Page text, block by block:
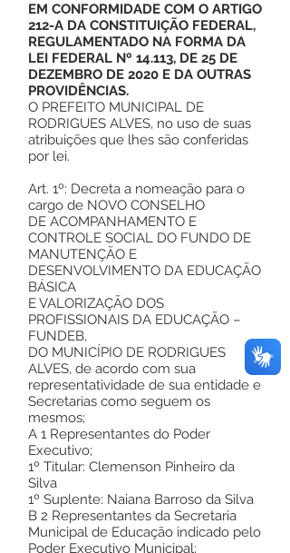
EM CONFORMIDADE COM O ARTIGO
212-A DA CONSTITUIÇÃO FEDERAL,
REGULAMENTADO NA FORMA DA
LEI FEDERAL Nº 14.113, DE 25 DE
DEZEMBRO DE 2020 E DA OUTRAS
PROVIDÊNCIAS.
O PREFEITO MUNICIPAL DE
RODRIGUES ALVES, no uso de suas
atribuições que lhes são conferidas
por lei.
Art. 1º: Decreta a nomeação para o
cargo de NOVO CONSELHO
DE ACOMPANHAMENTO E
CONTROLE SOCIAL DO FUNDO DE
MANUTENÇÃO E
DESENVOLVIMENTO DA EDUCAÇÃO
BÁSICA
E VALORIZAÇÃO DOS
PROFISSIONAIS DA EDUCAÇÃO –
FUNDEB,
DO MUNICÍPIO DE RODRIGUES
ALVES, de acordo com sua
representatividade de sua entidade e
Secretarias como seguem os
mesmos;
A 1 Representantes do Poder
Executivo;
1º Titular: Clemenson Pinheiro da
Silva
1º Suplente: Naiana Barroso da Silva
B 2 Representantes da Secretaria
Municipal de Educação indicado pelo
Poder Executivo Municipal;